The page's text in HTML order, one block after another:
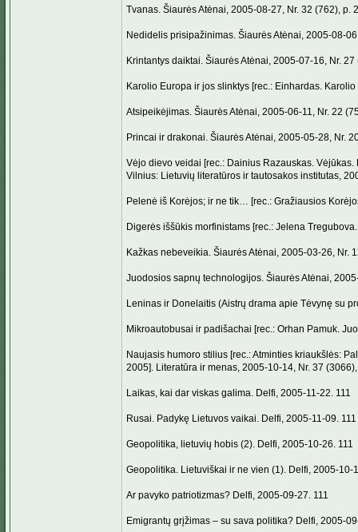
Tvanas. Šiaurės Atėnai, 2005-08-27, Nr. 32 (762), p.
Nedidelis prisipažinimas. Šiaurės Atėnai, 2005-08-
Krintantys daiktai. Šiaurės Atėnai, 2005-07-16, Nr. 27
Karolio Europa ir jos slinktys [rec.: Einhardas.
Atsipeikėjimas. Šiaurės Atėnai, 2005-06-11, Nr. 22
Princai ir drakonai. Šiaurės Atėnai, 2005-05-28, Nr.
Vėjo dievo veidai [rec.: Dainius Razauskas.
Vilnius: Lietuvių literatūros ir tautosakos institutas,
Pelenė iš Korėjos; ir ne tik… [rec.: Gražiausios
Digerės iššūkis morfinistams [rec.: Jelena
Kažkas nebeveikia. Šiaurės Atėnai, 2005-03-26, Nr.
Juodosios sapnų technologijos. Šiaurės Atėnai,
Leninas ir Donelaitis (Aistrų drama apie Tėvynę su
Mikroautobusai ir padišachai [rec.: Orhan Pamuk.
Naujasis humoro stilius [rec.: Atminties kriaukšlės:
2005]. Literatūra ir menas, 2005-10-14, Nr. 37 (3066),
Laikas, kai dar viskas galima. Delfi, 2005-11-22. 111
Rusai. Padykę Lietuvos vaikai. Delfi, 2005-11-09. 111
Geopolitika, lietuvių hobis (2). Delfi, 2005-10-26. 111
Geopolitika. Lietuviškai ir ne vien (1). Delfi, 2005-10-
Ar pavyko patriotizmas? Delfi, 2005-09-27. 111
Emigrantų grįžimas – su sava politika? Delfi, 2005-